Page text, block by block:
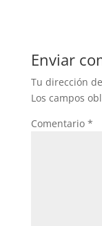
Enviar
Tu dirección
Los campos
Comentario *